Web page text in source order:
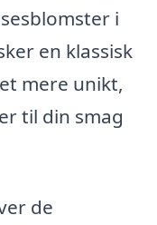
i
en klassisk
mere unikt,
til din smag
de